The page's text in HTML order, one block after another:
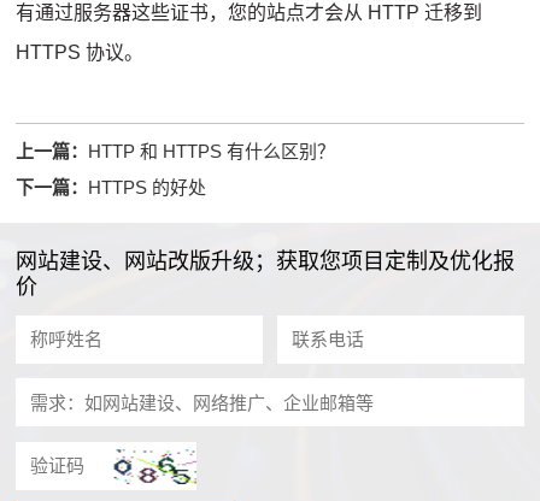
有通过服务器这些证书，您的站点才会从 HTTP 迁移到
HTTPS 协议。
上一篇： HTTP 和 HTTPS 有什么区别？
下一篇： HTTPS 的好处
网站建设、网站改版升级；获取您项目定制及优化报
价